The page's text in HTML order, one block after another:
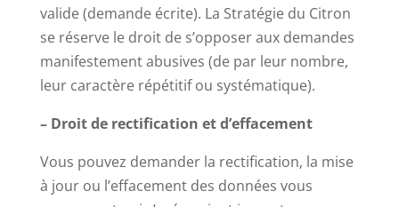
valide (demande écrite). La Stratégie du Citron
se réserve le droit de s’opposer aux demandes
manifestement abusives (de par leur nombre,
leur caractère répétitif ou systématique).
– Droit de rectification et d’effacement
Vous pouvez demander la rectification, la mise
à jour ou l’effacement des données vous